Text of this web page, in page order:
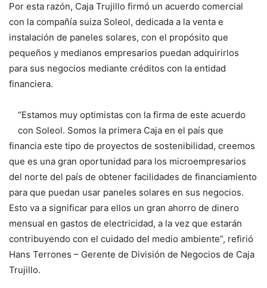
Por esta razón, Caja Trujillo firmó un acuerdo comercial
con la compañía suiza Soleol, dedicada a la venta e
instalación de paneles solares, con el propósito que
pequeños y medianos empresarios puedan adquirirlos
para sus negocios mediante créditos con la entidad
financiera.
“Estamos muy optimistas con la firma de este acuerdo
con Soleol. Somos la primera Caja en el país que
financia este tipo de proyectos de sostenibilidad, creemos
que es una gran oportunidad para los microempresarios
del norte del país de obtener facilidades de financiamiento
para que puedan usar paneles solares en sus negocios.
Esto va a significar para ellos un gran ahorro de dinero
mensual en gastos de electricidad, a la vez que estarán
contribuyendo con el cuidado del medio ambiente”, refirió
Hans Terrones – Gerente de División de Negocios de Caja
Trujillo.